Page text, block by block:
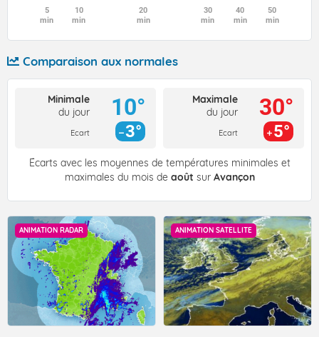
5
min
10
min
20
min
30
min
40
min
50
min
Comparaison aux normales
Minimale
du jour
Ecart
10°
3°
Maximale
du jour
Ecart
30°
5°
Écarts avec les moyennes de températures minimales et
maximales du mois de août sur Avançon
ANIMATION RADAR ANIMATION SATELLITE